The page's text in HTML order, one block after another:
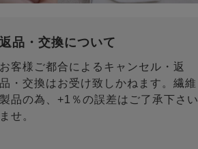
返品・交換について
お客様ご都合によるキャンセル・返
品・交換はお受け致しかねます。繊維
製品の為、+1％の誤差はご了承下さい
ませ。